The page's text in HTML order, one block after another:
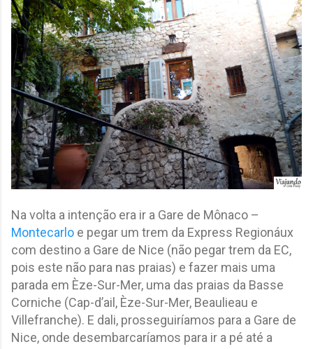
Na volta a intenção era ir a Gare de Mônaco –
Montecarlo e pegar um trem da Express Regionáux
com destino a Gare de Nice (não pegar trem da EC,
pois este não para nas praias) e fazer mais uma
parada em Èze-Sur-Mer, uma das praias da Basse
Corniche (Cap-d’ail, Èze-Sur-Mer, Beaulieau e
Villefranche). E dali, prosseguiríamos para a Gare de
Nice, onde desembarcaríamos para ir a pé até a